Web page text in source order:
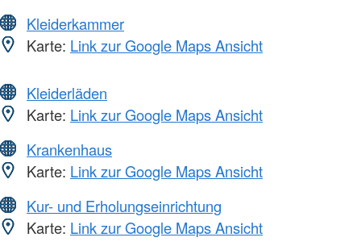
Kleiderkammer
Karte: Link zur Google Maps Ansicht
Kleiderläden
Karte: Link zur Google Maps Ansicht
Krankenhaus
Karte: Link zur Google Maps Ansicht
Kur- und Erholungseinrichtung
Karte: Link zur Google Maps Ansicht